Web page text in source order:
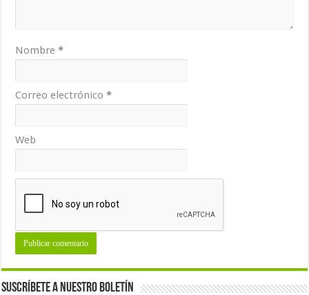
Nombre*
Correo electrónico*
Web
Suscríbete a nuestro Boletín